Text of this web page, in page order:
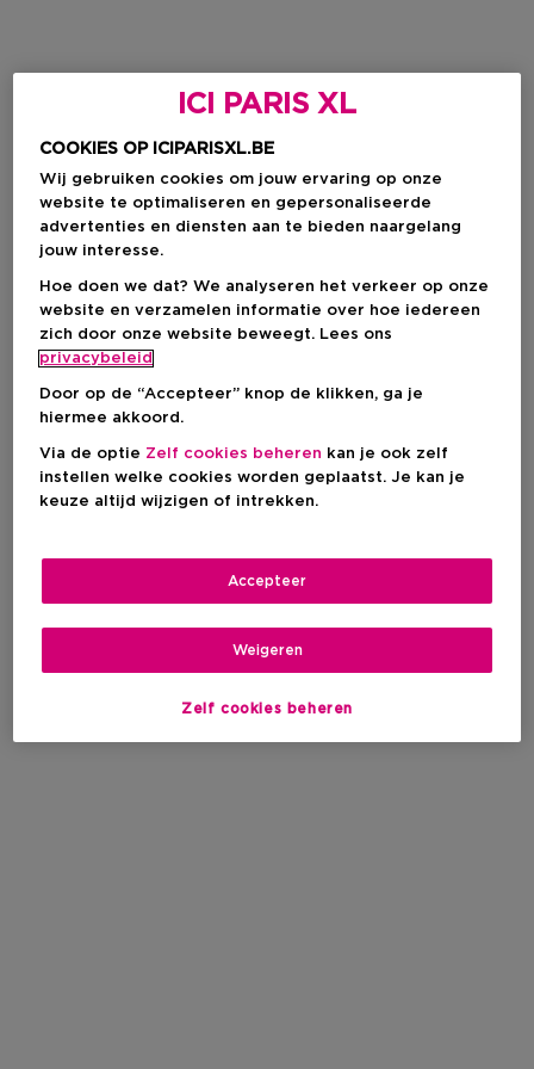
ICI PARIS XL
COOKIES OP ICIPARISXL.BE
Wij gebruiken cookies om jouw ervaring op onze
website te optimaliseren en gepersonaliseerde
advertenties en diensten aan te bieden naargelang
jouw interesse.
Hoe doen we dat? We analyseren het verkeer op onze
website en verzamelen informatie over hoe iedereen
zich door onze website beweegt. Lees ons
privacybeleid
Door op de “Accepteer” knop de klikken, ga je
hiermee akkoord.
Via de optie Zelf cookies beheren kan je ook zelf
instellen welke cookies worden geplaatst. Je kan je
keuze altijd wijzigen of intrekken.
Zelf cookies beheren
Weigeren
Accepteer